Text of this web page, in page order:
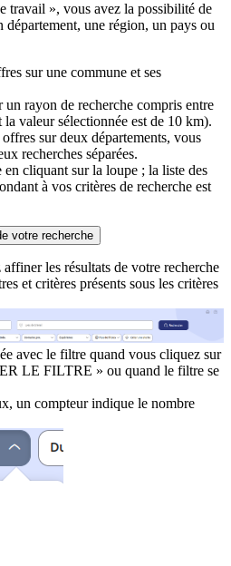
travail », vous avez la possibilité de
département, une région, un pays ou
sur une commune et ses
un rayon de recherche compris entre
valeur sélectionnée est de 10 km).
sur deux départements, vous
recherches séparées.
cliquant sur la loupe ; la liste des
à vos critères de recherche est
votre recherche
les résultats de votre recherche
et critères présents sous les critères
avec le filtre quand vous cliquez sur
LE FILTRE » ou quand le filtre se
un compteur indique le nombre